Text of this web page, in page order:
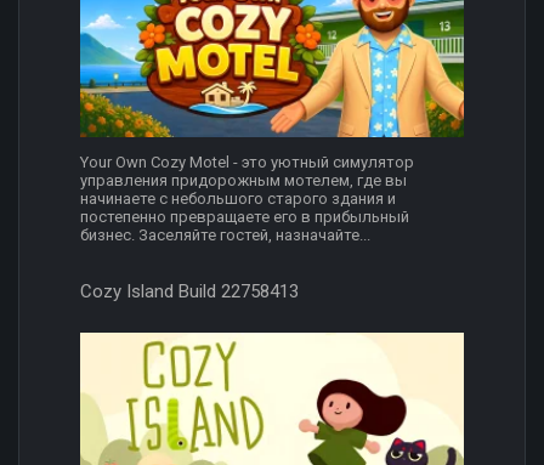
Your Own Cozy Motel - это уютный симулятор
управления придорожным мотелем, где вы
начинаете с небольшого старого здания и
постепенно превращаете его в прибыльный
бизнес. Заселяйте гостей, назначайте...
Cozy Island Build 22758413